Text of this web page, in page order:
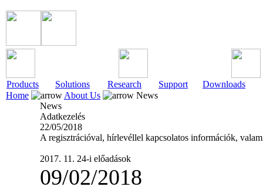
Products Solutions Research Support
Downloads
Home
About Us News
News
Adatkezelés
22/05/2018
A regisztrációval, hírlevéllel kapcsolatos információk,
2017. 11. 24-i előadások
09/02/2018